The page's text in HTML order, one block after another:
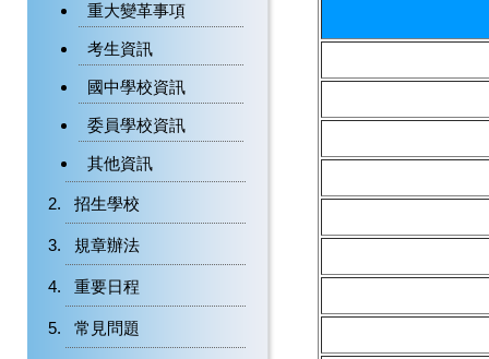
重大變革事項
考生資訊
國中學校資訊
委員學校資訊
其他資訊
招生學校
規章辦法
重要日程
常見問題